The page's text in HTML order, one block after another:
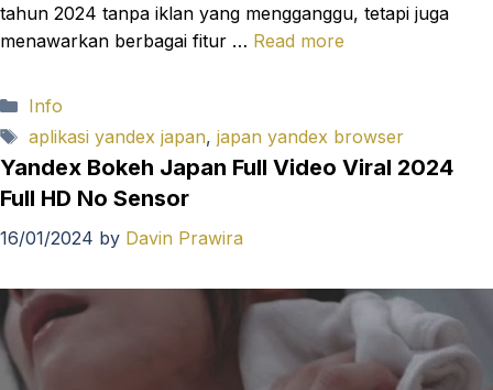
tahun 2024 tanpa iklan yang mengganggu, tetapi juga
menawarkan berbagai fitur … Read more
Categories
Info
Tags
aplikasi yandex japan, japan yandex browser
Yandex Bokeh Japan Full Video Viral 2024
Full HD No Sensor
16/01/2024 by Davin Prawira